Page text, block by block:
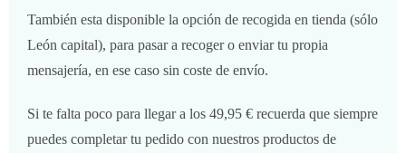
También esta disponible la opción de recogida en tienda (sólo
León capital), para pasar a recoger o enviar tu propia
mensajería, en ese caso sin coste de envío.
Si te falta poco para llegar a los 49,95 € recuerda que siempre
puedes completar tu pedido con nuestros productos de